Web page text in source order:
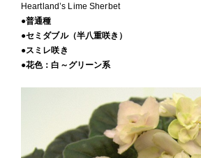
Heartland’s Lime Sherbet
●普通種
●セミダブル（半八重咲き）
●スミレ咲き
●花色：白～グリーン系